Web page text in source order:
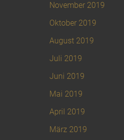
November 2019
Oktober 2019
August 2019
Juli 2019
Juni 2019
Mai 2019
April 2019
März 2019